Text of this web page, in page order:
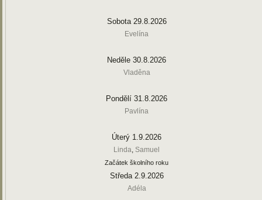
Sobota 29.8.2026
Evelína
Neděle 30.8.2026
Vladěna
Pondělí 31.8.2026
Pavlína
Úterý 1.9.2026
Linda, Samuel
Začátek školního roku
Středa 2.9.2026
Adéla